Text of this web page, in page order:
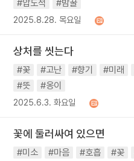
#압도적
#밤꿀
2025.8.28. 목요일
상처를 씻는다
#꽃 #고난 #향기 #미래
#뜻
#옹이
2025.6.3. 화요일
꽃에 둘러싸여 있으면
#미소 #마음 #호흡 #꽃